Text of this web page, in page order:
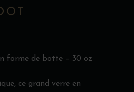
forme de botte – 30 oz
ce grand verre en